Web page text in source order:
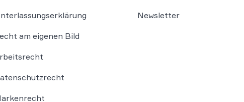
am eigenen Bild
Newsletter